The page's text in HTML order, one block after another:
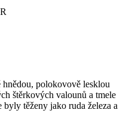
hnědou, polokovově lesklou
štěrkových valounů a tmele
byly těženy jako ruda železa a